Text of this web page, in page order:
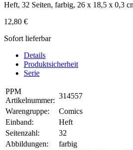
Heft, 32 Seiten, farbig, 26 x 18,5 x 0,3
12,80 €
Sofort lieferbar
Details
Produktsicherheit
Serie
PPM
Artikelnummer:
314557
Warengruppe:
Comics
Einband:
Heft
Seitenzahl:
32
Abbildungen:
farbig